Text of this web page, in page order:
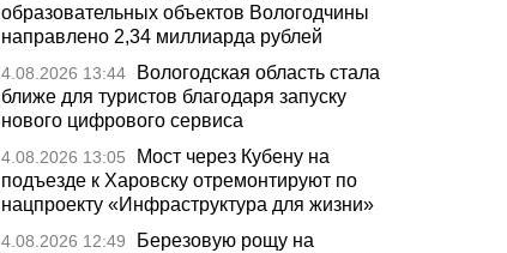
образовательных объектов Вологодчины
направлено 2,34 миллиарда рублей
4.08.2026 13:44
Вологодская область стала
ближе для туристов благодаря запуску
нового цифрового сервиса
4.08.2026 13:05
Мост через Кубену на
подъезде к Харовску отремонтируют по
нацпроекту «Инфраструктура для жизни»
4.08.2026 12:49
Березовую рощу на